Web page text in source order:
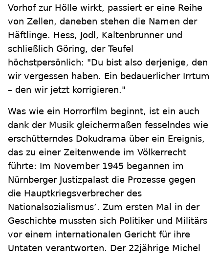
Vorhof zur Hölle wirkt, passiert er eine Reihe
von Zellen, daneben stehen die Namen der
Häftlinge. Hess, Jodl, Kaltenbrunner und
schließlich Göring, der Teufel
höchstpersönlich: "Du bist also derjenige, den
wir vergessen haben. Ein bedauerlicher Irrtum
– den wir jetzt korrigieren."
Was wie ein Horrorfilm beginnt, ist ein auch
dank der Musik gleichermaßen fesselndes wie
erschütterndes Dokudrama über ein Ereignis,
das zu einer Zeitenwende im Völkerrecht
führte: Im November 1945 begannen im
Nürnberger Justizpalast die Prozesse gegen
die Hauptkriegsverbrecher des
Nationalsozialismus’. Zum ersten Mal in der
Geschichte mussten sich Politiker und Militärs
vor einem internationalen Gericht für ihre
Untaten verantworten. Der 22jährige Michel